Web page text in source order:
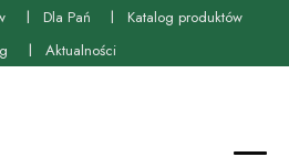
Dla Pań
Katalog produktów
Aktualności